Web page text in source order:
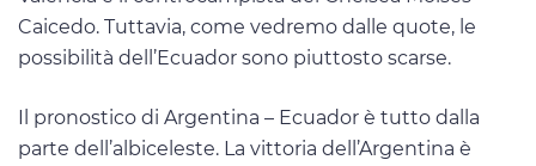
Caicedo. Tuttavia, come vedremo dalle quote, le
possibilità dell’Ecuador sono piuttosto scarse.
Il pronostico di Argentina – Ecuador è tutto dalla
parte dell’albiceleste. La vittoria dell’Argentina è